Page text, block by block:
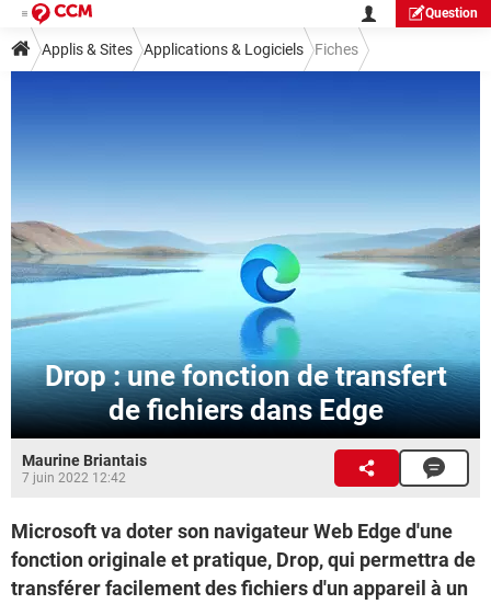
Question
Applis & Sites Applications & Logiciels Fiches
Drop : une fonction de transfert
de fichiers dans Edge
Maurine Briantais
7 juin 2022 12:42
Microsoft va doter son navigateur Web Edge d'une
fonction originale et pratique, Drop, qui permettra de
transférer facilement des fichiers d'un appareil à un